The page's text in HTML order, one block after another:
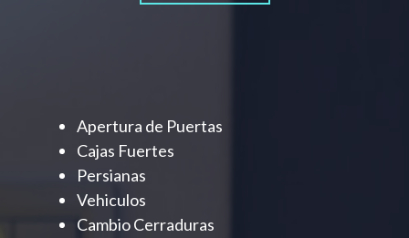
Apertura de Puertas
Cajas Fuertes
Persianas
Vehiculos
Cambio Cerraduras